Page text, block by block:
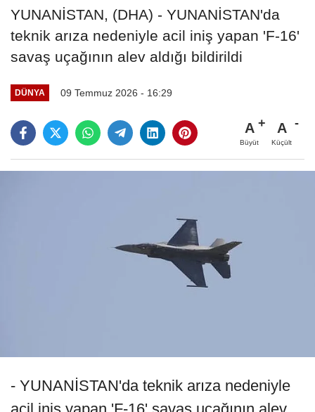
YUNANİSTAN, (DHA) - YUNANİSTAN'da
teknik arıza nedeniyle acil iniş yapan 'F-16'
savaş uçağının alev aldığı bildirildi
DÜNYA 09 Temmuz 2026 - 16:29
A
Büyüt
A
Küçült
- YUNANİSTAN'da teknik arıza nedeniyle